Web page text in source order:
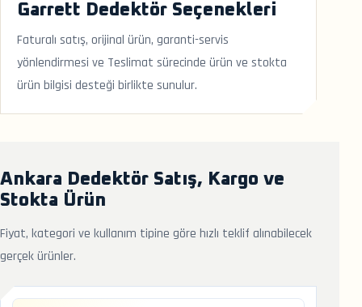
Garrett Dedektör Seçenekleri
Faturalı satış, orijinal ürün, garanti-servis
yönlendirmesi ve Teslimat sürecinde ürün ve stokta
ürün bilgisi desteği birlikte sunulur.
Ankara Dedektör Satış, Kargo ve
Stokta Ürün
Fiyat, kategori ve kullanım tipine göre hızlı teklif alınabilecek
gerçek ürünler.